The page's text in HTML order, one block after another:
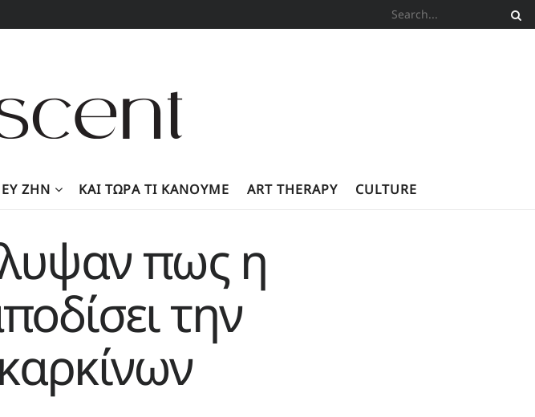
ΕΥ ΖΗΝ KΑΙ ΤΏΡΑ ΤΙ ΚΆΝΟΥΜΕ ART THERAPY CULTURE
πως η
την